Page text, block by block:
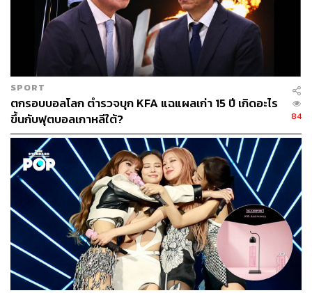
SPORT
ตกรอบบอลโลก ตำรวจบุก KFA แฉแผลเก่า 15 ปี เกิดอะไร
ขึ้นกับฟุตบอลเกาหลีใต้?
84